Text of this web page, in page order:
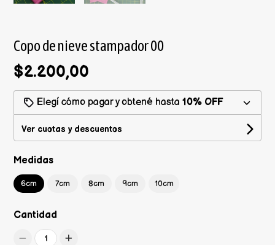
Copo de nieve stampador 00
$2.200,00
Elegí cómo pagar y obtené hasta10% OFF
Ver cuotas y descuentos
Medidas
6cm 7cm 8cm 9cm 10cm
Cantidad
1